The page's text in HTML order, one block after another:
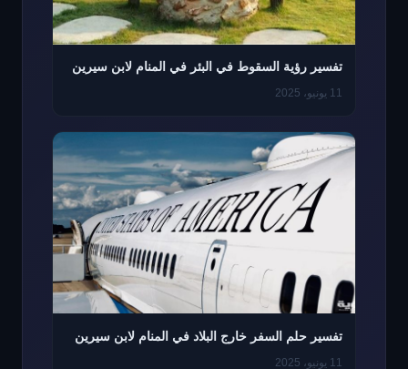
تفسير رؤية السقوط في البئر في المنام لابن سيرين
11 يونيو، 2025
تفسير حلم السفر خارج البلاد في المنام لابن سيرين
11 يونيو، 2025